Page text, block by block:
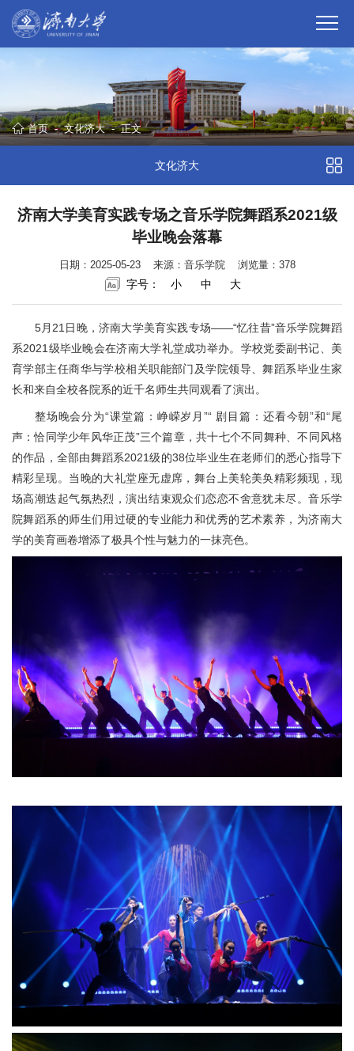
首页 - 文化济大 - 正文
文化济大
济南大学美育实践专场之音乐学院舞蹈系2021级
毕业晚会落幕
日期：2025-05-23 来源：音乐学院 浏览量： 378
字号： 小 中 大
5月21日晚，济南大学美育实践专场——“忆往昔”音乐学院舞蹈
系2021级毕业晚会在济南大学礼堂成功举办。学校党委副书记、美
育学部主任商华与学校相关职能部门及学院领导、舞蹈系毕业生家
长和来自全校各院系的近千名师生共同观看了演出。
整场晚会分为“课堂篇：峥嵘岁月”“ 剧目篇：还看今朝”和“尾
声：恰同学少年风华正茂”三个篇章，共十七个不同舞种、不同风格
的作品，全部由舞蹈系2021级的38位毕业生在老师们的悉心指导下
精彩呈现。当晚的大礼堂座无虚席，舞台上美轮美奂精彩频现，现
场高潮迭起气氛热烈，演出结束观众们恋恋不舍意犹未尽。音乐学
院舞蹈系的师生们用过硬的专业能力和优秀的艺术素养，为济南大
学的美育画卷增添了极具个性与魅力的一抹亮色。